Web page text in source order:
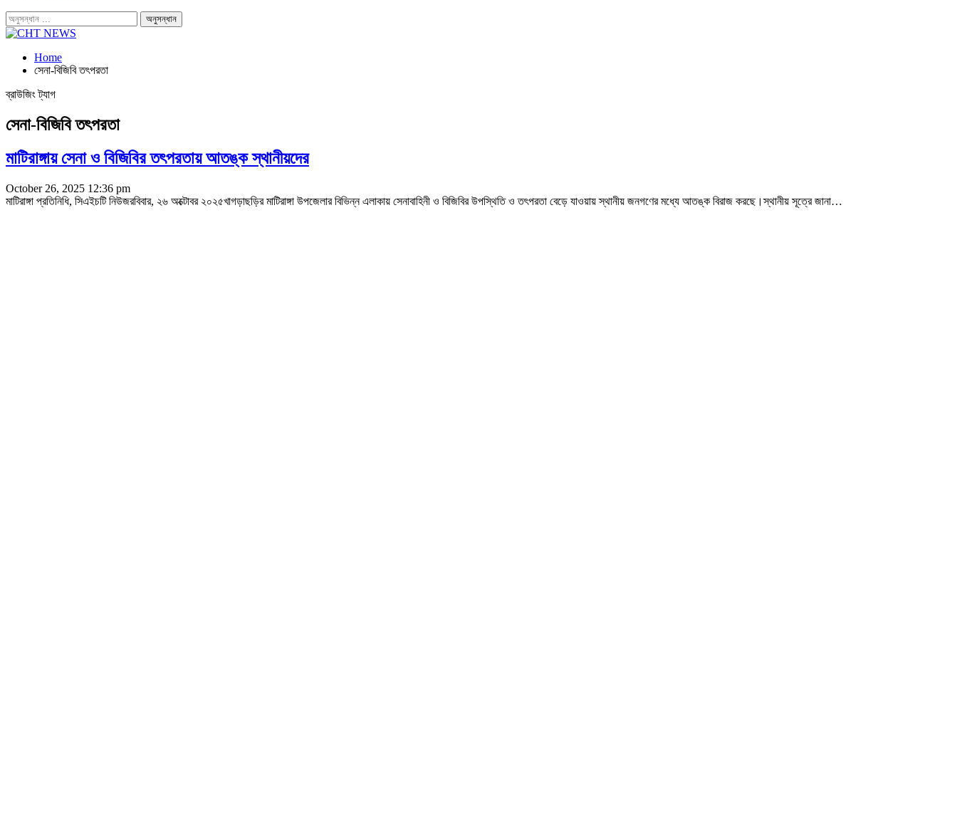
Home
সেনা-বিজিবি তৎপরতা
ব্রাউজিং ট্যাগ
সেনা-বিজিবি তৎপরতা
মাটিরাঙ্গায় সেনা ও বিজিবির তৎপরতায় আতঙ্ক স্থানীয়দের
October 26, 2025 12:36 pm
‎মাটিরাঙ্গা প্রতিনিধি, সিএইচটি নিউজরবিবার, ২৬ অক্টোবর ২০২৫‎খাগড়াছড়ির মাটিরাঙ্গা উপজেলার বিভিন্ন এলাকায় সেনাবাহিনী ও বিজিবির উপস্থিতি ও তৎপরতা বেড়ে যাওয়ায় স্থানীয় জনগণের মধ্যে আতঙ্ক বিরাজ করছে।‎স্থানীয় সূত্রে জানা…